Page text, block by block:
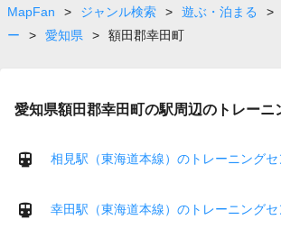
page
MapFan > ジャンル検索 > 遊ぶ・泊まる >
ー
> 愛知県 > 額田郡幸田町
愛知県額田郡幸田町の駅周辺のトレーニ
相見駅（東海道本線）のトレーニングセ
幸田駅（東海道本線）のトレーニングセ